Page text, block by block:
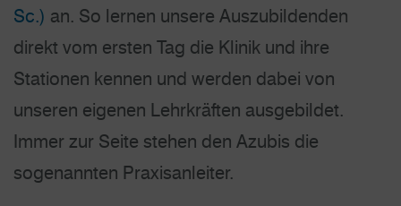
Sc.) an. So lernen unsere Auszubildenden
direkt vom ersten Tag die Klinik und ihre
Stationen kennen und werden dabei von
unseren eigenen Lehrkräften ausgebildet.
Immer zur Seite stehen den Azubis die
sogenannten Praxisanleiter.